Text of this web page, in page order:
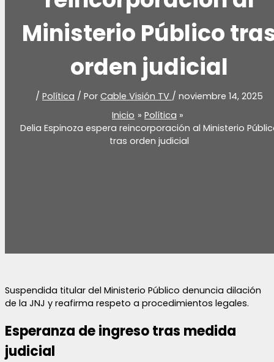
Ministerio Público
orden judicial
/ Política / Por Cable Visión TV / noviembre 14, 2025
Inicio
Política
Delia Espinoza espera reincorporación al Ministerio
tras orden judicial
Suspendida titular del Ministerio Público denuncia dilación
de la JNJ y reafirma respeto a procedimientos legales.
Esperanza de ingreso tras medida
judicial